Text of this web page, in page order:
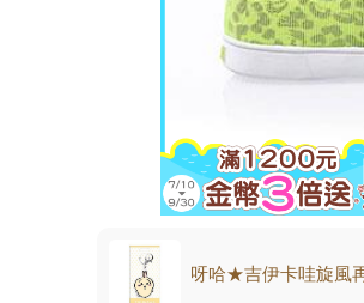
呀哈★吉伊卡哇旋風